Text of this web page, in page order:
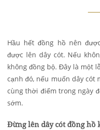
Hầu hết đồng hồ nên
được lên dây cót. Nếu
không đồng bộ. Đây là một
cạnh đó, nếu muốn dây cót
cùng thời điểm trong ngày
sớm.
Đừng lên dây cót đồng hồ